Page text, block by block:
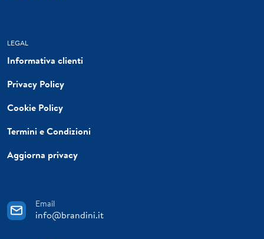
LEGAL
Informativa clienti
Privacy Policy
Cookie Policy
Termini e Condizioni
Aggiorna privacy
Email
info@brandini.it